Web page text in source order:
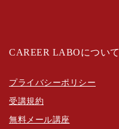
CAREER LABOについて
プライバシーポリシー
受講規約
無料メール講座